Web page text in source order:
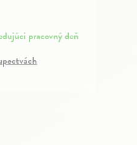
pracovný deň